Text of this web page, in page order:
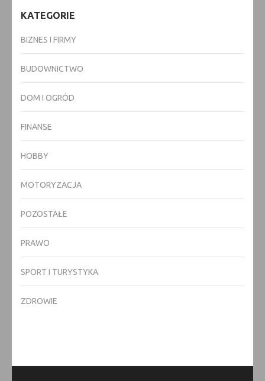
KATEGORIE
BIZNES I FIRMY
BUDOWNICTWO
DOM I OGRÓD
FINANSE
HOBBY
MOTORYZACJA
POZOSTAŁE
PRAWO
SPORT I TURYSTYKA
ZDROWIE